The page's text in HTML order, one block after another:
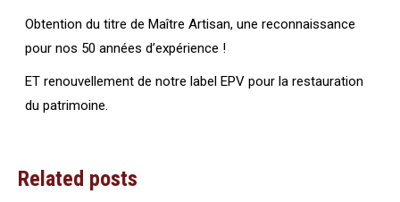
Obtention du titre de Maître Artisan, une reconnaissance
pour nos 50 années d’expérience !
ET renouvellement de notre label EPV pour la restauration
du patrimoine.
Related posts